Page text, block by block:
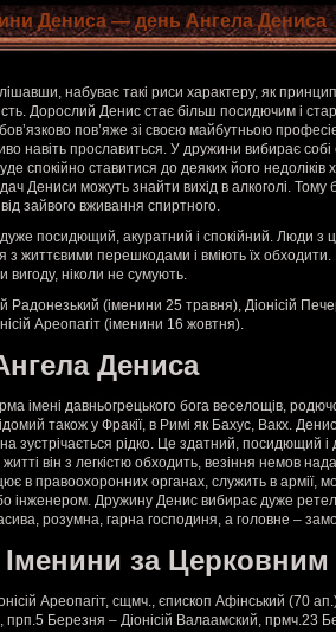
Дениса — день Ангела Дениса
набуває такі риси характеру, як
Дорослий Денис стає більш посидючим і
пов’яже зі своєю майбутньою
навіть прославиться. У дружини вибирає собі
спокійно ставитися до деяких його недоліків
Дениси можуть знайти вихід в алкоголі. Тому
зайвого вживання спиртного.
посидющий, акуратний і спокійний. Люди з
з життєвими перешкодами і вміють їх
вигоду, ніколи не сумують.
Радонезький (іменини 25 травня), Діонісій
Ареопагіт (іменини 16 жовтня).
Дениса
імені давньогрецького бога веселощів,
також у Фракії, в Римі як Бахус, Вакх.
зустрічається рідко. Це здатний, посидющий
він з легкістю обходить, везіння немов
в правоохоронних органах, служить в армії,
інженером. Дружину Денис вибирає дуже
розумна, гарна господиня, а головне –
за
Ареопагіт, сщмч., єпископ Афінський (70
прп.5 Березня – Діонісій Валаамский, прмч.23